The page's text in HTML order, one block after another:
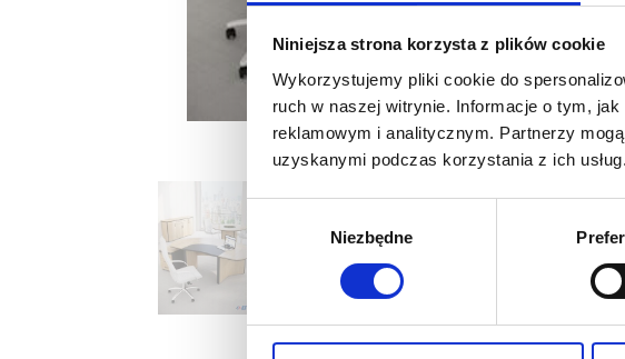
Niniejsza strona korzysta z plików cookie
Wykorzystujemy pliki cookie do
ruch w naszej witrynie. Informacje o tym,
reklamowym i analitycznym. Partnerzy
uzyskanymi podczas korzystania z ich usług.
Niezbędne